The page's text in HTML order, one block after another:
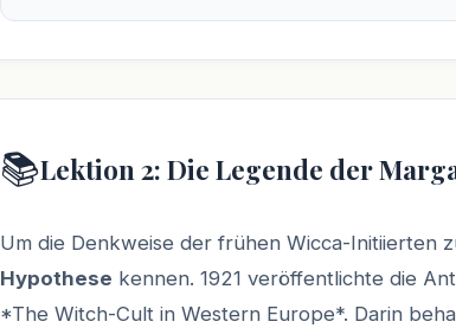
📚Lektion 2: Die Legende der
Um die Denkweise der frühen Wicca-Initiierten
Hypothese kennen. 1921 veröffentlichte die
*The Witch-Cult in Western Europe*. Darin